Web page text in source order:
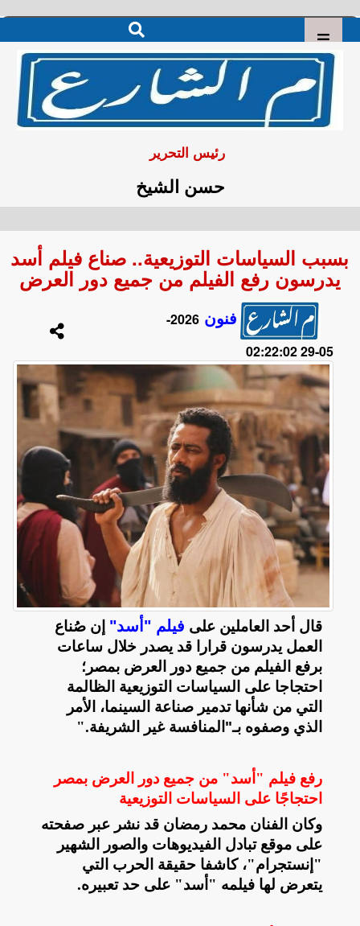
رئيس التحرير
حسن الشيخ
بسبب السياسات التوزيعية.. صناع فيلم أسد
يدرسون رفع الفيلم من جميع دور العرض
فنون
2026-
05-29 02:22:02
قال أحد العاملين على فيلم "أسد" إن صُناع
العمل يدرسون قرارا قد يصدر خلال ساعات
برفع الفيلم من جميع دور العرض بمصر؛
احتجاجا على السياسات التوزيعية الظالمة
التي من شأنها تدمير صناعة السينما، الأمر
الذي وصفوه بـ"المنافسة غير الشريفة".
رفع فيلم "أسد" من جميع دور العرض بمصر
احتجاجًا على السياسات التوزيعية
وكان الفنان محمد رمضان قد نشر عبر صفحته
على موقع تبادل الفيديوهات والصور الشهير
"إنستجرام"، كاشفا حقيقة الحرب التي
يتعرض لها فيلمه "أسد" على حد تعبيره.